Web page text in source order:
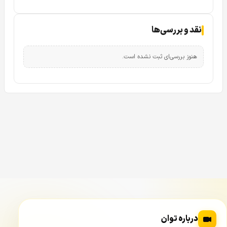
(Tilt) نیز زاویه دید خود را تغییر دهد. این ویژگی خارق‌العاده در
نقد و بررسی‌ها
هنوز بررسی‌ای ثبت نشده است.
درباره توان